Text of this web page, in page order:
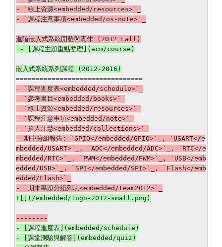
- `線上資源<embedded/resources>`_
- `課程進度表<embedded/schedule>`_
- `參考書目<embedded/books>`_
- `線上資源<embedded/resources>`_
- `課程注意事項<embedded/note>`_
- `拾人牙慧<embedded/collections>`_
- 期中分組報告: `GPIO</embedded/GPIO>`_, `USART</e
mbedded/USART>`_, `ADC</embedded/ADC>`_, `RTC</e
mbedded/RTC>`_, `PWM</embedded/PWM>`_, `USB</emb
edded/USB>`_, `SPI</embedded/SPI>`_, `Flash</emb
edded/Flash>`_
- [課程進度表](embedded/schedule)
- [課堂測驗與解答](embedded/quiz)